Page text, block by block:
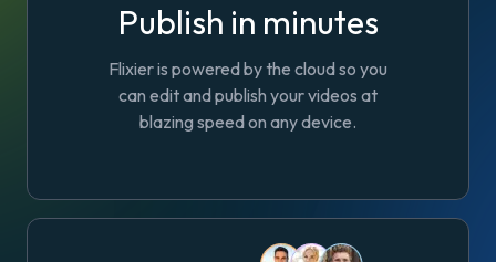
Publish in minutes
Flixier is powered by the cloud so you
can edit and publish your videos at
blazing speed on any device.